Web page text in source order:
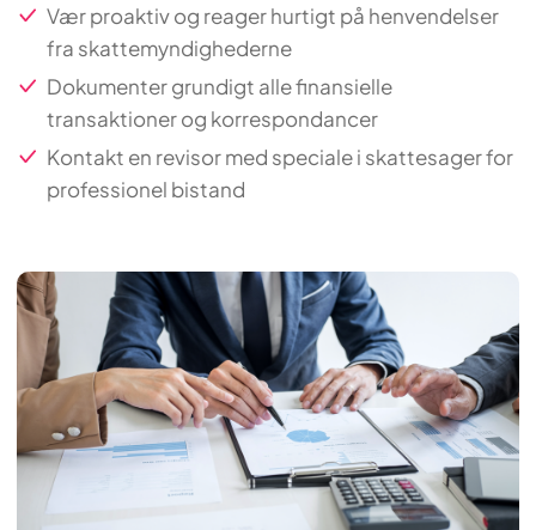
Vær proaktiv og reager hurtigt på henvendelser
fra skattemyndighederne
Dokumenter grundigt alle finansielle
transaktioner og korrespondancer
Kontakt en revisor med speciale i skattesager for
professionel bistand